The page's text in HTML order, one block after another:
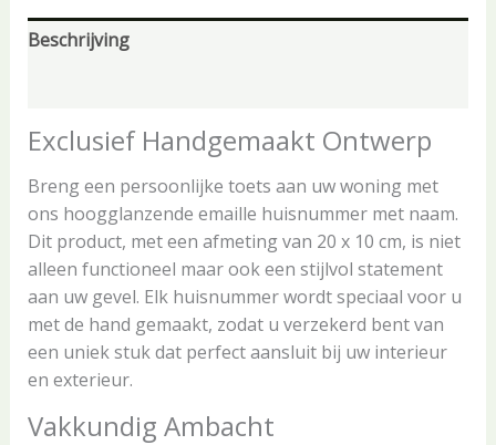
Beschrijving
Exclusief Handgemaakt Ontwerp
Breng een persoonlijke toets aan uw woning met
ons hoogglanzende emaille huisnummer met naam.
Dit product, met een afmeting van 20 x 10 cm, is niet
alleen functioneel maar ook een stijlvol statement
aan uw gevel. Elk huisnummer wordt speciaal voor u
met de hand gemaakt, zodat u verzekerd bent van
een uniek stuk dat perfect aansluit bij uw interieur
en exterieur.
Vakkundig Ambacht